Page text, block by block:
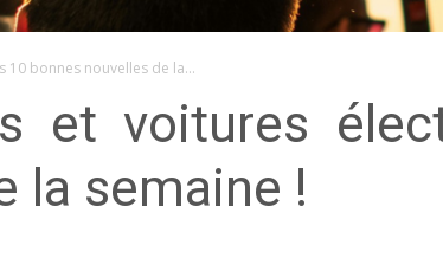
bonnes nouvelles de la...
et voitures
la semaine !